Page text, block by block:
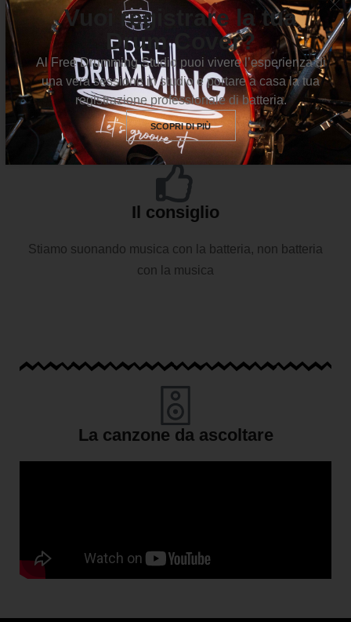
album nel 2017 intitolato Human Hardware. Donati è
considerato l’inventore della tecnica del doppio pedale
perché è stato il primo ad applicarci paradiddles e doppi
colpi. Partecipa alle tanto chiacchierate audizioni per
prendere il posto di Mike Portnoy nei Dream Theater, in
seguito al suo abbandono nel 2010.
Il consiglio
Stiamo suonando musica con la batteria, non batteria
con la musica
La canzone da ascoltare
Vuoi registrare la tua
Drum Cover?
Al Free Drumming Studio puoi vivere l’esperienza di
una vera sessione in studio e portare a casa la tua
registrazione professionale di batteria.
SCOPRI DI PIÙ